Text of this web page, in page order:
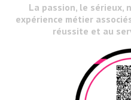
La passion, le sérieux,
expérience métier
réussite et au